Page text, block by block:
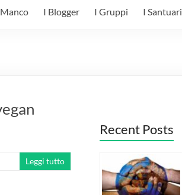
I Blogger I Gruppi I Santuari
Leggi tutto
Recent Posts